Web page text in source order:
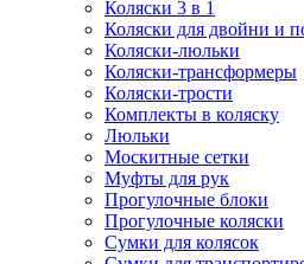
Коляски 3 в 1
Коляски для двойни и
Коляски-люльки
Коляски-трансформеры
Коляски-трости
Комплекты в коляску
Люльки
Москитные сетки
Муфты для рук
Прогулочные блоки
Прогулочные коляски
Сумки для колясок